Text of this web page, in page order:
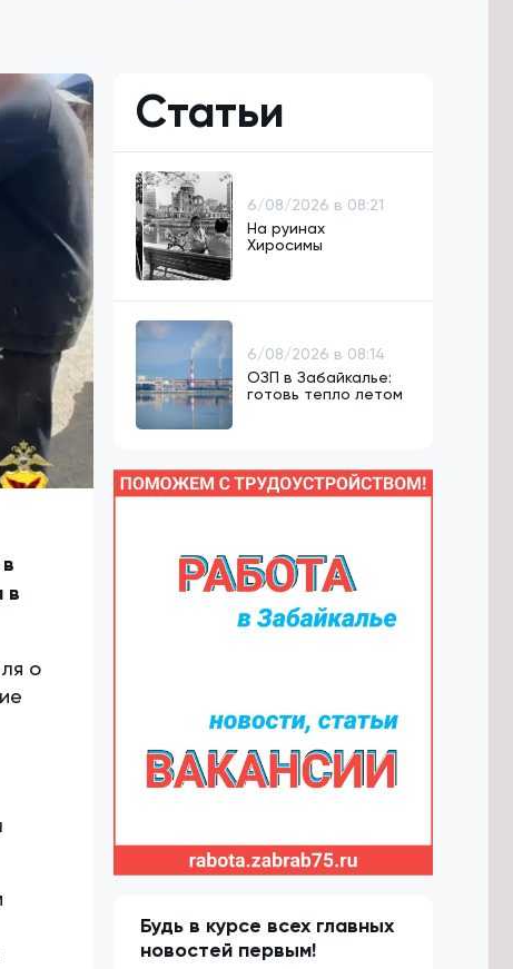
в
о
Статьи
6/08/2026 в 08:21
На руинах
Хиросимы
6/08/2026 в 08:14
ОЗП в Забайкалье:
готовь тепло летом
Будь в курсе всех главных
новостей первым!